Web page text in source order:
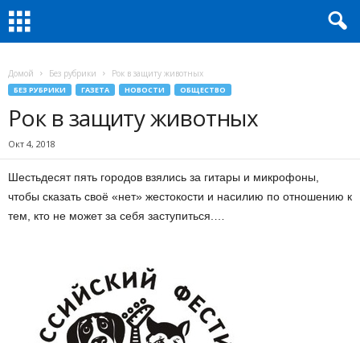
Домой Без рубрики Рок в защиту животных
БЕЗ РУБРИКИ ГАЗЕТА НОВОСТИ ОБЩЕСТВО
Рок в защиту животных
Окт 4, 2018
Шестьдесят пять городов взялись за гитары и микрофоны,
чтобы сказать своё «нет» жестокости и насилию по отношению к
тем, кто не может за себя заступиться.…